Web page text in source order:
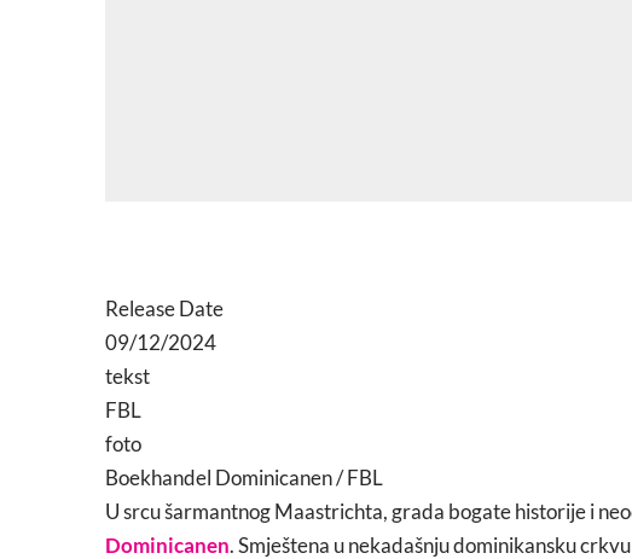
Release Date
09/12/2024
tekst
FBL
foto
Boekhandel Dominicanen / FBL
U srcu šarmantnog Maastrichta, grada bogate historije i
Dominicanen. Smještena u nekadašnju dominikansku